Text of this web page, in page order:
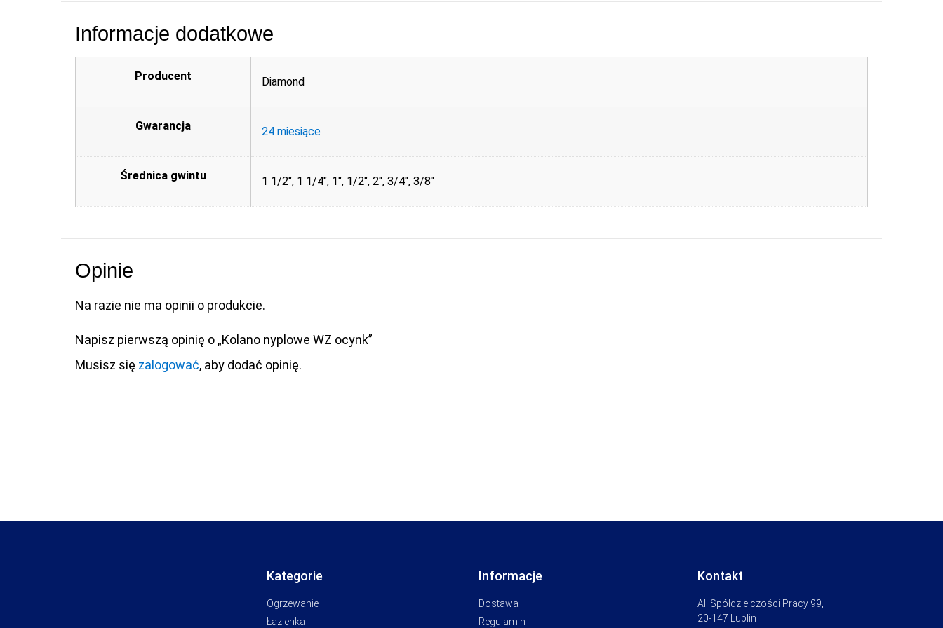
Informacje dodatkowe
Producent Diamond
Gwarancja 24 miesiące
Średnica gwintu 1 1/2", 1 1/4", 1", 1/2", 2", 3/4", 3/8"
Opinie
Na razie nie ma opinii o produkcie.
Napisz pierwszą opinię o „Kolano nyplowe WZ ocynk”
Musisz się zalogować, aby dodać opinię.
Kategorie
Ogrzewanie
Łazienka
Informacje
Dostawa
Regulamin
Kontakt
Al. Spółdzielczości Pracy 99,
20-147 Lublin